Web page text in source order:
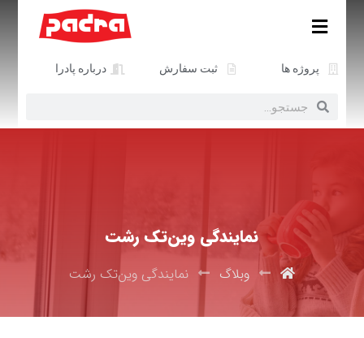
پروژه ها ثبت سفارش درباره پادرا
نمایندگی وین‌تک رشت
وبلاگ نمایندگی وین‌تک رشت